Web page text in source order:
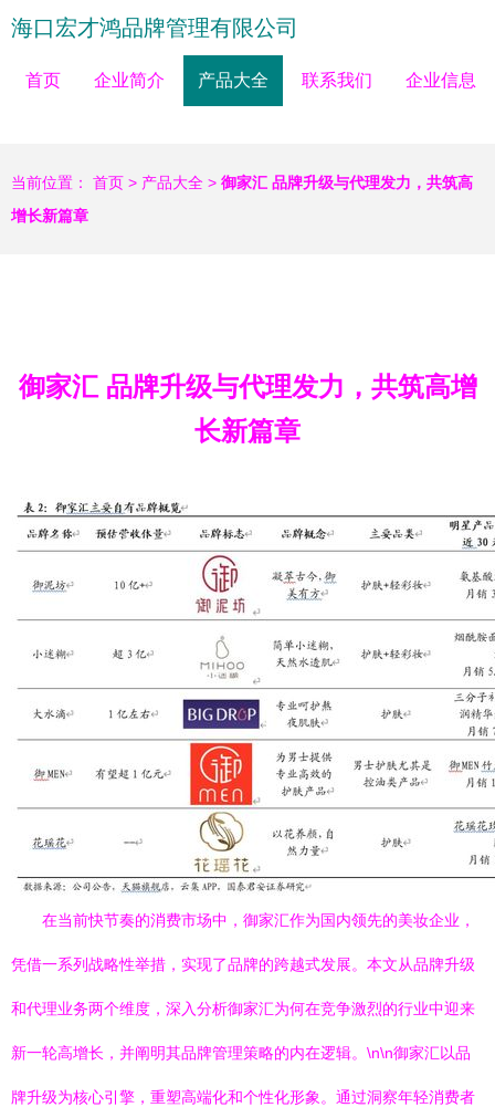
海口宏才鸿品牌管理有限公司
首页 企业简介 产品大全 联系我们 企业信息
当前位置： 首页 > 产品大全 > 御家汇 品牌升级与代理发力，共筑高
增长新篇章
御家汇 品牌升级与代理发力，共筑高增
长新篇章
在当前快节奏的消费市场中，御家汇作为国内领先的美妆企业，
凭借一系列战略性举措，实现了品牌的跨越式发展。本文从品牌升级
和代理业务两个维度，深入分析御家汇为何在竞争激烈的行业中迎来
新一轮高增长，并阐明其品牌管理策略的内在逻辑。\n\n御家汇以品
牌升级为核心引擎，重塑高端化和个性化形象。通过洞察年轻消费者